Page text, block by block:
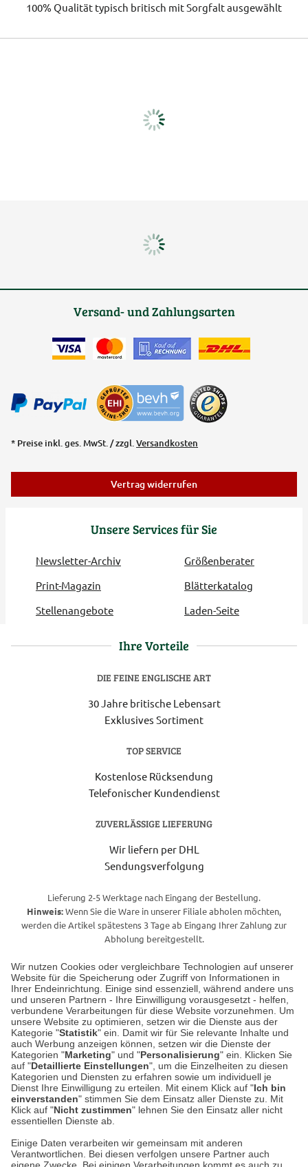
Wir nutzen Cookies oder vergleichbare Technologien auf unserer
Website für die Speicherung oder Zugriff von Informationen in
Ihrer Endeinrichtung. Einige sind essenziell, während andere uns
und unseren Partnern - Ihre Einwilligung vorausgesetzt - helfen,
verbundene Verarbeitungen für diese Website vorzunehmen. Um
unsere Website zu optimieren, setzen wir die Dienste aus der
Kategorie "Statistik" ein. Damit wir für Sie relevante Inhalte und
auch Werbung anzeigen können, setzen wir die Dienste der
Kategorien "Marketing" und "Personalisierung" ein. Klicken Sie
auf "Detaillierte Einstellungen", um die Einzelheiten zu diesen
Kategorien und Diensten zu erfahren sowie um individuell je
Dienst Ihre Einwilligung zu erteilen. Mit einem Klick auf "Ich bin
einverstanden" stimmen Sie dem Einsatz aller Dienste zu. Mit
Klick auf "Nicht zustimmen" lehnen Sie den Einsatz aller nicht
essentiellen Dienste ab.
Einige Daten verarbeiten wir gemeinsam mit anderen
Verantwortlichen. Bei diesen verfolgen unsere Partner auch
100% Qualität typisch britisch mit Sorgfalt ausgewählt
Unsere Services für Sie
Newsletter-Archiv
Größenberater
Print-Magazin
Blätterkatalog
Stellenangebote
Laden-Seite
Versand- und Zahlungsarten
* Preise inkl. ges. MwSt. / zzgl.Versandkosten
Vertrag widerrufen
Ihre Vorteile
DIE FEINE ENGLISCHE ART
30 Jahre britische Lebensart
Exklusives Sortiment
TOP SERVICE
Kostenlose Rücksendung
Telefonischer Kundendienst
ZUVERLÄSSIGE LIEFERUNG
Wir liefern per DHL
Sendungsverfolgung
Lieferung 2-5 Werktage nach Eingang der Bestellung.
Hinweis:Wenn Sie die Ware in unserer Filiale abholen möchten,
werden die Artikel spätestens 3 Tage ab Eingang Ihrer Zahlung zur
Abholung bereitgestellt.
Unser Geschäft in Meckenheim
Auf dem Steinbüchel 6
53340 Meckenheim
Montag bis Samstag 9:00 Uhr bis 18:00 Uhr
weitere Information
Hier finden Sie uns im Netz